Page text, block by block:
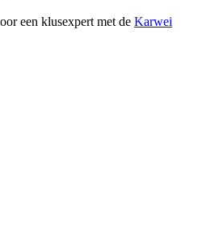
een klusexpert met de Karwei